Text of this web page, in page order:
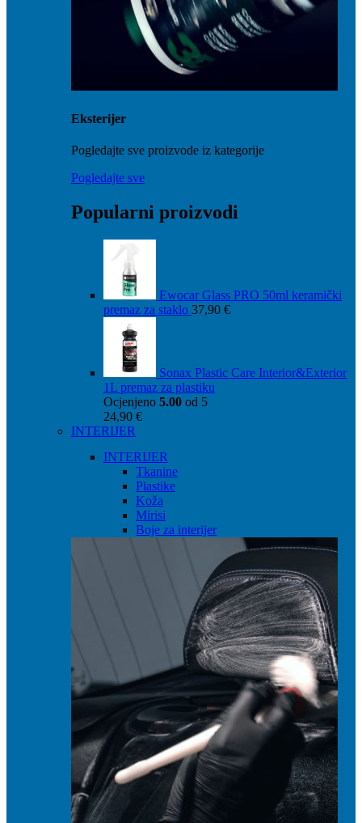
Eksterijer
Pogledajte sve proizvode iz kategorije
Pogledajte sve
Popularni proizvodi
Ewocar Glass PRO 50ml keramički
premaz za staklo 37,90 €
Sonax Plastic Care Interior&Exterior
1L premaz za plastiku
Ocjenjeno 5.00 od 5
24,90 €
INTERIJER
INTERIJER
Tkanine
Plastike
Koža
Mirisi
Boje za interijer